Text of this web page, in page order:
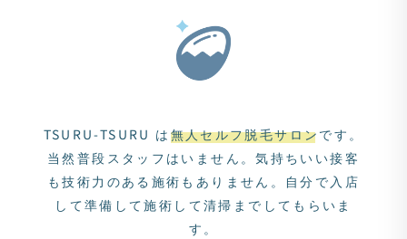
TSURU-TSURU は 無人セルフ脱毛サロン です。
当然普段スタッフはいません。気持ちいい接客
も技術力のある施術もありません。 自分で入店
して準備して施術して清掃までしてもらいま
す。